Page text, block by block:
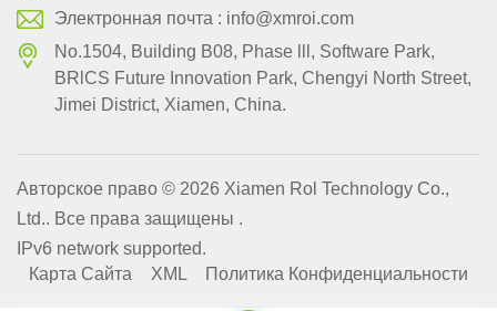
Электронная почта : info@xmroi.com
No.1504, Building B08, Phase lll, Software Park,
BRlCS Future Innovation Park, Chengyi North Street,
Jimei District, Xiamen, China.
Авторское право © 2026 Xiamen Rol Technology Co.,
Ltd.. Все права защищены .
IPv6 network supported.
Карта Сайта
XML Политика Конфиденциальности